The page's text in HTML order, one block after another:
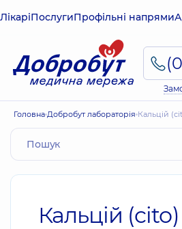
ЛікаріПослугиПрофільні напрями
Головна Добробут лабораторія Кальцій
Кальцій (cito)